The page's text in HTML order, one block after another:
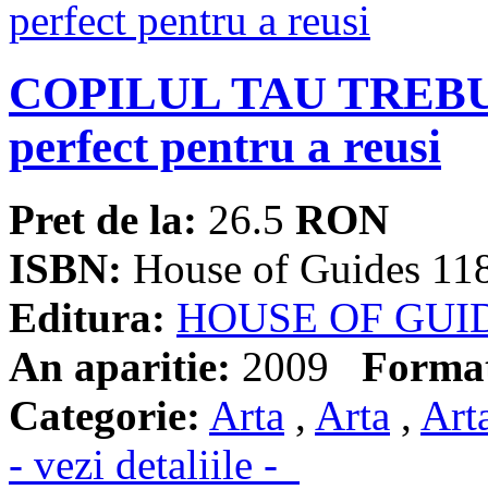
COPILUL TAU
perfect pentru a reusi
Pret de la: 26.5 RON
ISBN: House of Guides
Editura: HOUSE OF
An aparitie: 2009
Categorie: Arta , Arta ,
- vezi detaliile -